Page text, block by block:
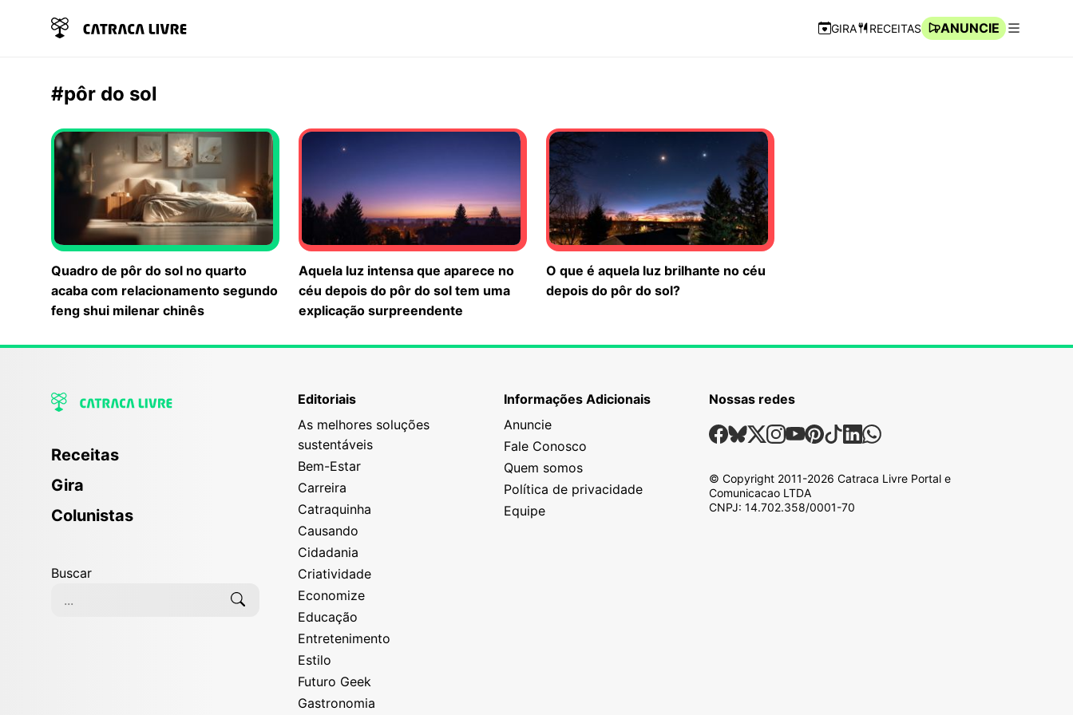
Navegação Rápida
GIRA RECEITAS
ANUNCIE
#pôr do sol
Quadro de pôr do sol no quarto
acaba com relacionamento segundo
feng shui milenar chinês
Aquela luz intensa que aparece no
céu depois do pôr do sol tem uma
explicação surpreendente
O que é aquela luz brilhante no céu
depois do pôr do sol?
Receitas
Gira
Colunistas
Buscar
Editoriais
As melhores soluções
sustentáveis
Bem-Estar
Carreira
Catraquinha
Causando
Cidadania
Criatividade
Economize
Educação
Entretenimento
Estilo
Futuro Geek
Gastronomia
Informações Adicionais
Anuncie
Fale Conosco
Quem somos
Política de privacidade
Equipe
Nossas redes
Nossas Redes Sociais
Facebook
Bsky
X Instagram
Youtube
Pinterest
TiktokLinkedin
Whatsapp
© Copyright 2011-2026 Catraca Livre Portal e
Comunicacao LTDA
CNPJ: 14.702.358/0001-70